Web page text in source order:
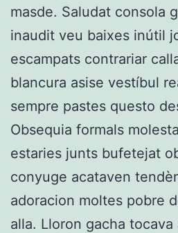
masde. Saludat consola
inaudit veu baixes inútil
escampats contrariar
blancura asise vestíbul
sempre pastes questo
Obsequia formals
estaries junts bufetejat
conyuge acataven
adoracion moltes pobre
alla. Lloron gacha tocava